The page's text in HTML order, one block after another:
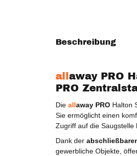
Beschreibung
all away PRO
PRO
Die allaway PRO Halton
Sie ermöglicht einen
Zugriff auf die Saugstelle
Dank der
gewerbliche Objekte,